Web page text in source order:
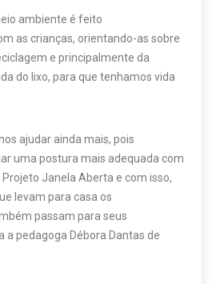
ambiente é feito
as crianças, orientando-as sobre
e principalmente da
do lixo, para que tenhamos vida
ajudar ainda mais, pois
uma postura mais adequada com
Janela Aberta e com isso,
levam para casa os
passam para seus
a pedagoga Débora Dantas de